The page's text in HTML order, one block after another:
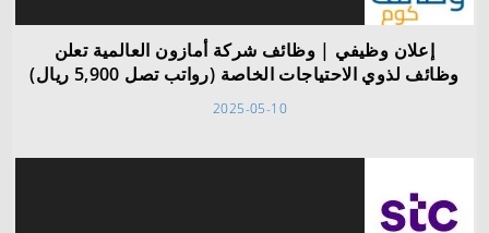
إعلان وظيفي | وظائف شركة أمازون العالمية تعلن
وظائف لذوي الاحتياجات الخاصة (رواتب تصل 5,900 ريال)
2025-05-10